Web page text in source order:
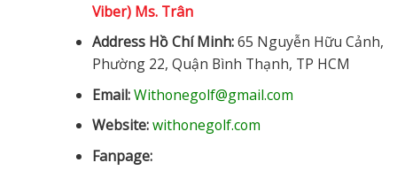
Viber) Ms. Trân
Address Hồ Chí Minh:65 Nguyễn Hữu Cảnh,
Phường 22, Quận Bình Thạnh, TP HCM
Email:Withonegolf@gmail.com
Website:withonegolf.com
Fanpage: